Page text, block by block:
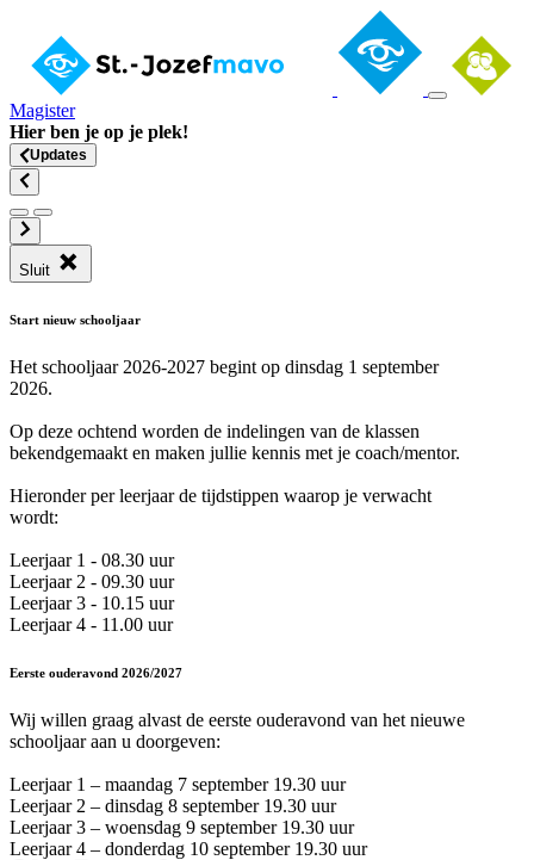
Magister
Hier ben je op je plek!
Updates
Sluit
Start nieuw schooljaar
Het schooljaar 2026-2027 begint op dinsdag 1 september
2026.
Op deze ochtend worden de indelingen van de klassen
bekendgemaakt en maken jullie kennis met je coach/mentor.
Hieronder per leerjaar de tijdstippen waarop je verwacht
wordt:
Leerjaar 1 - 08.30 uur
Leerjaar 2 - 09.30 uur
Leerjaar 3 - 10.15 uur
Leerjaar 4 - 11.00 uur
Eerste ouderavond 2026/2027
Wij willen graag alvast de eerste ouderavond van het nieuwe
schooljaar aan u doorgeven:
Leerjaar 1 – maandag 7 september 19.30 uur
Leerjaar 2 – dinsdag 8 september 19.30 uur
Leerjaar 3 – woensdag 9 september 19.30 uur
Leerjaar 4 – donderdag 10 september 19.30 uur